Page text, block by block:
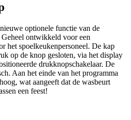
optionele functie van de
ontwikkeld voor een
het spoelkeukenpersoneel. De kap
op de knop gesloten, via het display
drukknopschakelaar. De
Aan het einde van het programma
wat aangeeft dat de wasbeurt
een feest!